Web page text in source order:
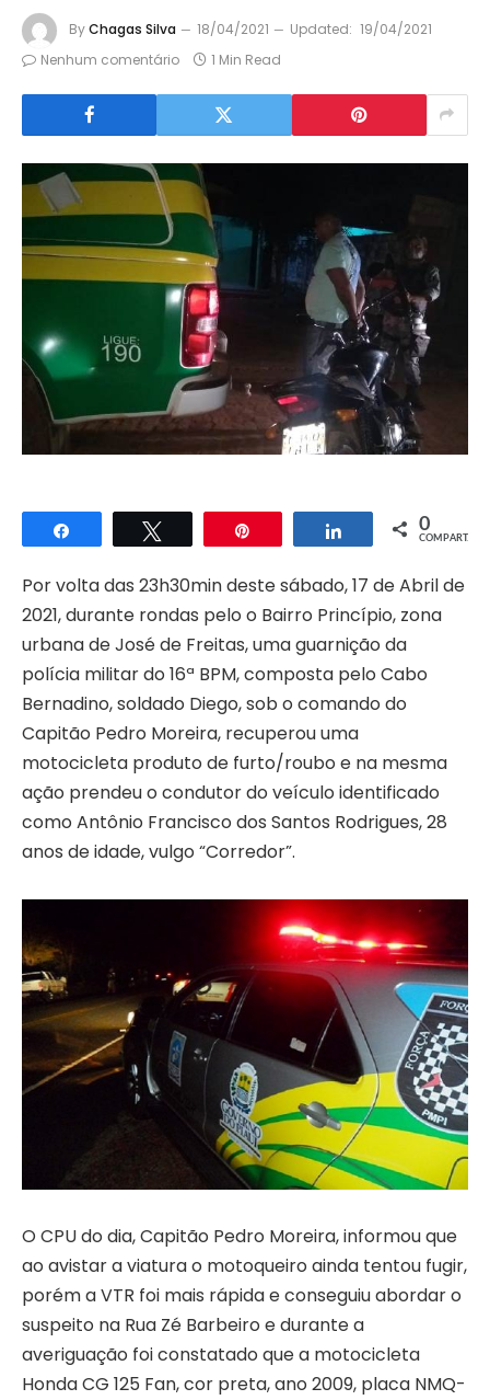
ByChagas Silva 18/04/2021 Updated: 19/04/2021
Nenhum comentário
1 Min Read
Compartilhar Compartilhar
0
COMPART.
Por volta das 23h30min deste sábado, 17 de Abril de
2021, durante rondas pelo o Bairro Princípio, zona
urbana de José de Freitas, uma guarnição da
polícia militar do 16ª BPM, composta pelo Cabo
Bernadino, soldado Diego, sob o comando do
Capitão Pedro Moreira, recuperou uma
motocicleta produto de furto/roubo e na mesma
ação prendeu o condutor do veículo identificado
como Antônio Francisco dos Santos Rodrigues, 28
anos de idade, vulgo “Corredor”.
O CPU do dia, Capitão Pedro Moreira, informou que
ao avistar a viatura o motoqueiro ainda tentou fugir,
porém a VTR foi mais rápida e conseguiu abordar o
suspeito na Rua Zé Barbeiro e durante a
averiguação foi constatado que a motocicleta
Honda CG 125 Fan, cor preta, ano 2009, placa NMQ-